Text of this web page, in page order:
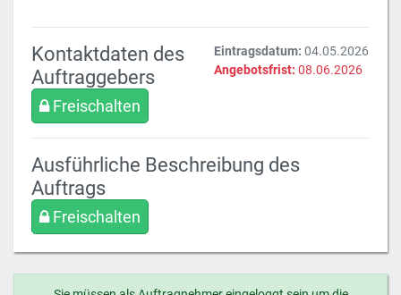
Kontaktdaten des
Auftraggebers
Freischalten
Eintragsdatum: 04.05.2026
Angebotsfrist: 08.06.2026
Ausführliche Beschreibung des
Auftrags
Freischalten